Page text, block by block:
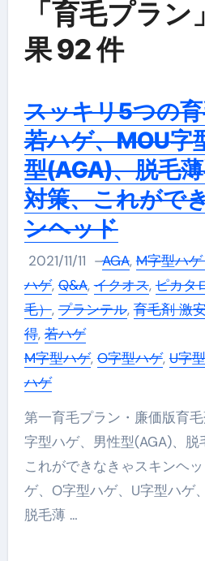
「育毛プラ
果 92 件
スッキリ5つの
若ハゲ、MOU字
型(AGA)、脱毛
対策、これがで
ンヘッド
2021/11/11 –AGA,M字型ハ
ハゲ,Q&A,イクオス,ピカタ
毛）,プランテル,育毛剤 激
得,若ハゲ
M字型ハゲ,O字型ハゲ,U字
ハゲ
第一育毛プラン・廉価版育毛剤＋α・若ハゲ、MOU
字型ハゲ、男性型(AGA)、脱
これができなきゃスキンヘ
ゲ、O字型ハゲ、U字型ハゲ
脱毛薄 …